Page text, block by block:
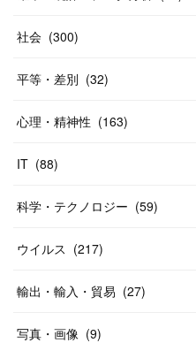
社会 (300)
平等・差別 (32)
心理・精神性 (163)
IT (88)
科学・テクノロジー (59)
ウイルス (217)
輸出・輸入・貿易 (27)
写真・画像 (9)